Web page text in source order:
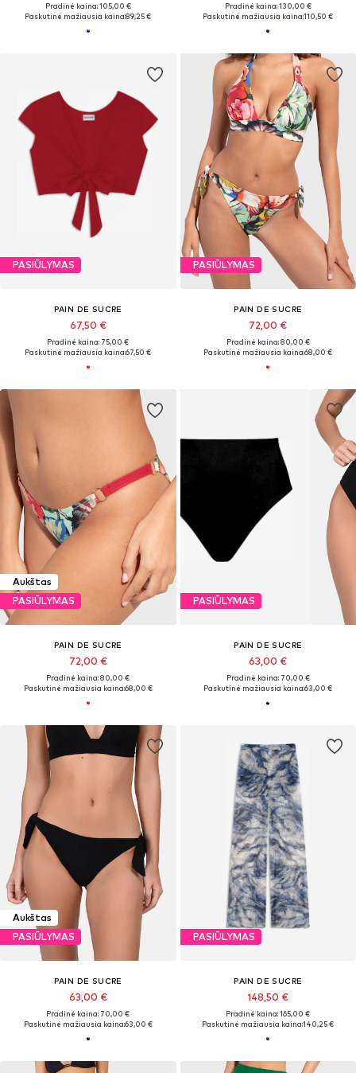
Pradinė kaina: 105,00 €
Paskutinė mažiausia kaina:89,25 €
Pradinė kaina: 130,00 €
Paskutinė mažiausia kaina:110,50 €
PASIŪLYMAS
PAIN DE SUCRE
67,50 €
Pradinė kaina: 75,00 €
Paskutinė mažiausia kaina:67,50 €
PASIŪLYMAS
PAIN DE SUCRE
72,00 €
Pradinė kaina: 80,00 €
Paskutinė mažiausia kaina:68,00 €
Aukštas
PASIŪLYMAS
PAIN DE SUCRE
72,00 €
Pradinė kaina: 80,00 €
Paskutinė mažiausia kaina:68,00 €
PASIŪLYMAS
PAIN DE SUCRE
63,00 €
Pradinė kaina: 70,00 €
Paskutinė mažiausia kaina:63,00 €
Aukštas
PASIŪLYMAS
PAIN DE SUCRE
63,00 €
Pradinė kaina: 70,00 €
Paskutinė mažiausia kaina:63,00 €
PASIŪLYMAS
PAIN DE SUCRE
148,50 €
Pradinė kaina: 165,00 €
Paskutinė mažiausia kaina:140,25 €